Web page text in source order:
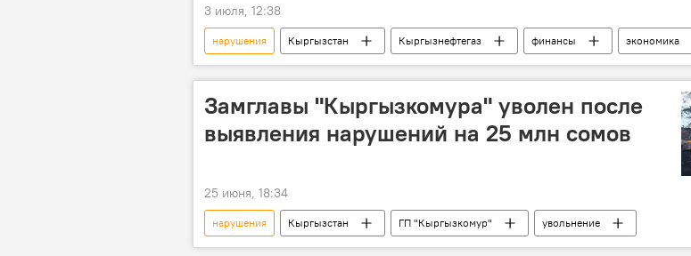
3 июля, 12:38
нарушения Кыргызстан Кыргызнефтегаз финансы
экономика
Счетная палата
Замглавы "Кыргызкомура" уволен после
выявления нарушений на 25 млн сомов
25 июня, 18:34
нарушения Кыргызстан ГП "Кыргызкомур" увольнение